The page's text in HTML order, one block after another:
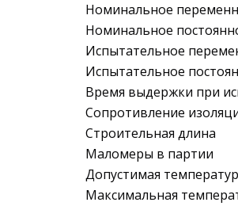
Номинальное
Номинальное
Испытательное
Испытательное
Время выдержки при
Сопротивление
Строительная длина
Маломеры в партии
Допустимая
Максимальная